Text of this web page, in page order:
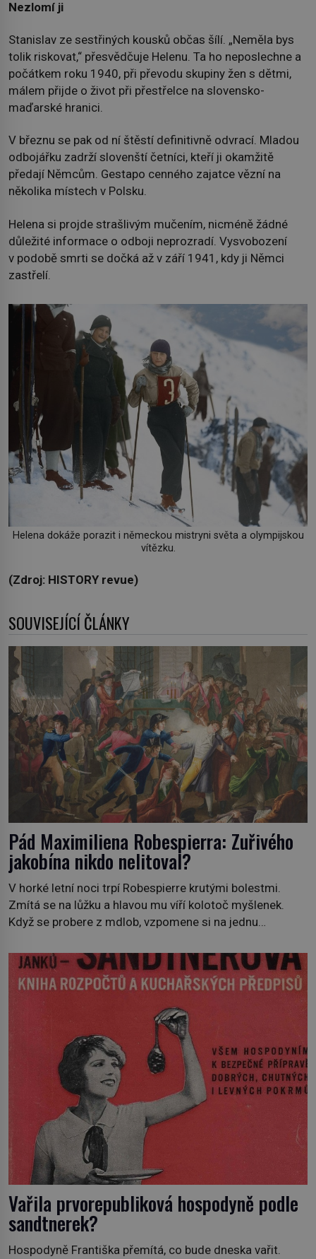
Nezlomí ji
Stanislav ze sestřiných kousků občas šílí. „Neměla bys
tolik riskovat,“ přesvědčuje Helenu. Ta ho neposlechne a
počátkem roku 1940, při převodu skupiny žen s dětmi,
málem přijde o život při přestřelce na slovensko-
maďarské hranici.
V březnu se pak od ní štěstí definitivně odvrací. Mladou
odbojářku zadrží slovenští četníci, kteří ji okamžitě
předají Němcům. Gestapo cenného zajatce vězní na
několika místech v Polsku.
Helena si projde strašlivým mučením, nicméně žádné
důležité informace o odboji neprozradí. Vysvobození
v podobě smrti se dočká až v září 1941, kdy ji Němci
zastřelí.
Helena dokáže porazit i německou mistryni světa a olympijskou
vítězku.
(Zdroj: HISTORY revue)
SOUVISEJÍCÍ ČLÁNKY
Pád Maximiliena Robespierra: Zuřivého
jakobína nikdo nelitoval?
V horké letní noci trpí Robespierre krutými bolestmi.
Zmítá se na lůžku a hlavou mu víří kolotoč myšlenek.
Když se probere z mdlob, vzpomene si na jednu
Prorokovala mu tragický osud. Tehdy se jí vysmál.
„Robespierre to dotáhne hodně daleko,“ prohlásil o něm
jiný významný francouzský revolucionář, Honoré de
Vařila prvorepubliková hospodyně podle
sandtnerek?
Hospodyně Františka přemítá, co bude dneska vařit.